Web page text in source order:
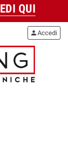
QUI
personAccedi